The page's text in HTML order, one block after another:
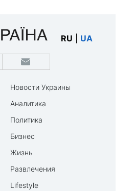
RU UA
Новости Украины
Аналитика
Политика
Бизнес
Жизнь
Развлечения
Lifestyle